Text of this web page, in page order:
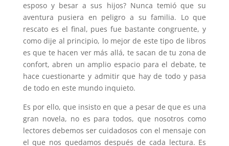
esposo y besar a sus hijos? Nunca temió que su
aventura pusiera en peligro a su familia. Lo que
rescato es el final, pues fue bastante congruente, y
como dije al principio, lo mejor de este tipo de libros
es que te hacen ver más allá, te sacan de tu zona de
confort, abren un amplio espacio para el debate, te
hace cuestionarte y admitir que hay de todo y pasa
de todo en este mundo inquieto.
Es por ello, que insisto en que a pesar de que es una
gran novela, no es para todos, que nosotros como
lectores debemos ser cuidadosos con el mensaje con
el que nos quedamos después de cada lectura. Es